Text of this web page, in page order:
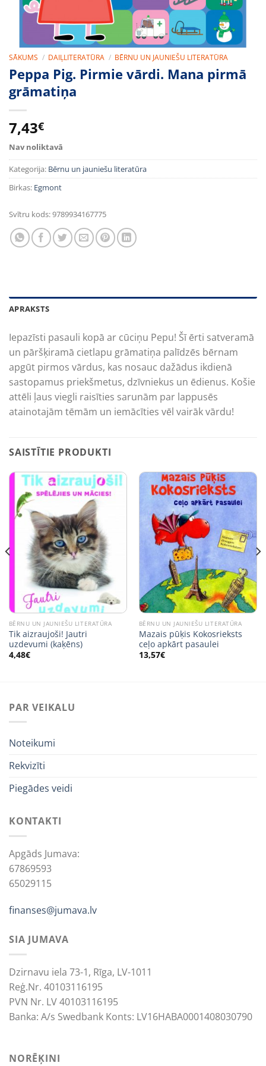
SĀKUMS / DAIĻLITERATŪRA / BĒRNU UN JAUNIEŠU LITERATŪRA
Peppa Pig. Pirmie vārdi. Mana pirmā
grāmatiņa
7,43€
Nav noliktavā
Kategorija: Bērnu un jauniešu literatūra
Birkas: Egmont
Svītru kods:9789934167775
APRAKSTS
Iepazīsti pasauli kopā ar cūciņu Pepu! Šī ērti satveramā
un pāršķiramā cietlapu grāmatiņa palīdzēs bērnam
apgūt pirmos vārdus, kas nosauc dažādus ikdienā
sastopamus priekšmetus, dzīvniekus un ēdienus. Košie
attēli ļaus viegli raisīties sarunām par lappusēs
atainotajām tēmām un iemācīties vēl vairāk vārdu!
SAISTĪTIE PRODUKTI
BĒRNU UN JAUNIEŠU LITERATŪRA
Tik aizraujoši! Jautri
uzdevumi (kaķēns)
4,48€
BĒRNU UN JAUNIEŠU LITERATŪRA
Mazais pūķis Kokosrieksts
ceļo apkārt pasaulei
13,57€
PAR VEIKALU
Noteikumi
Rekvizīti
Piegādes veidi
KONTAKTI
Apgāds Jumava:
67869593
65029115
finanses@jumava.lv
SIA JUMAVA
Dzirnavu iela 73-1, Rīga, LV-1011
Reģ.Nr. 40103116195
PVN Nr. LV 40103116195
Banka: A/s Swedbank Konts: LV16HABA0001408030790
NORĒĶINI